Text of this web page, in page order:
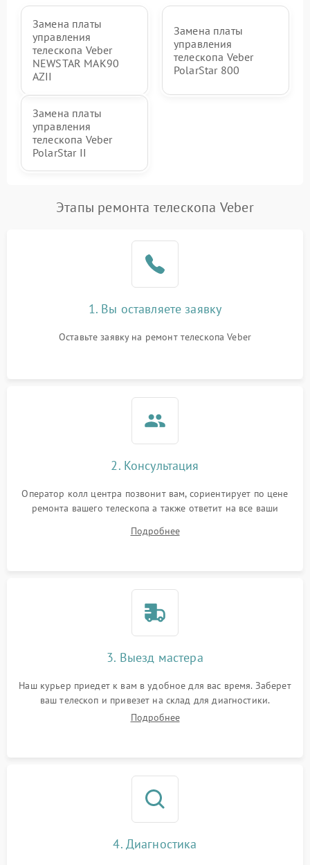
Замена платы
управления
телескопа Veber
NEWSTAR MAK90
AZII
Замена платы
управления
телескопа Veber
PolarStar 800
Замена платы
управления
телескопа Veber
PolarStar II
Этапы ремонта телескопа Veber
1. Вы оставляете заявку
Оставьте заявку на ремонт телескопа Veber
2. Консультация
Оператор колл центра позвонит вам, сориентирует по цене
ремонта вашего телескопа а также ответит на все ваши
Подробнее
3. Выезд мастера
Наш курьер приедет к вам в удобное для вас время. Заберет
ваш телескоп и привезет на склад для диагностики.
Подробнее
4. Диагностика